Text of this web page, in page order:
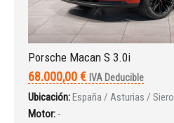
Porsche Macan S 3.0i
68.000,00 € IVA Deducible
Ubicación:España / Asturias / Siero
Motor: -